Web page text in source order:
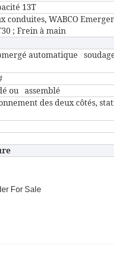
13T
conduites, WABCO
; Frein à main
automatique
ou assemblé
des deux côtés,